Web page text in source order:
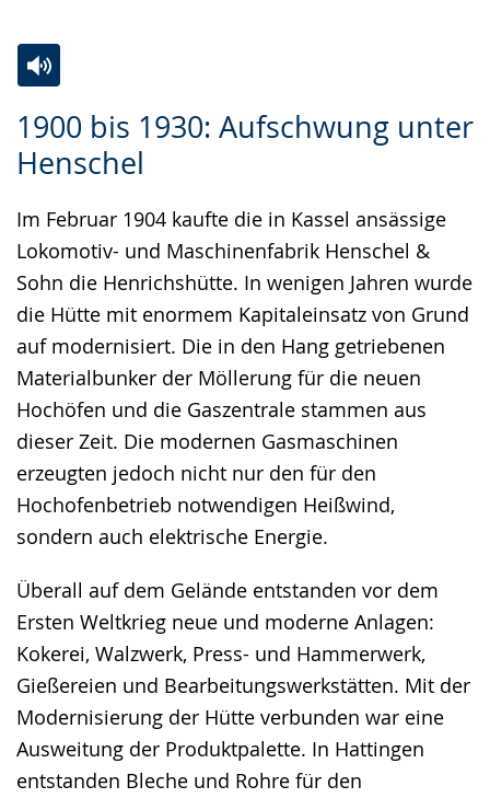
1900 bis 1930: Aufschwung unter
Henschel
Im Februar 1904 kaufte die in Kassel ansässige
Lokomotiv- und Maschinenfabrik Henschel &
Sohn die Henrichshütte. In wenigen Jahren wurde
die Hütte mit enormem Kapitaleinsatz von Grund
auf modernisiert. Die in den Hang getriebenen
Materialbunker der Möllerung für die neuen
Hochöfen und die Gaszentrale stammen aus
dieser Zeit. Die modernen Gasmaschinen
erzeugten jedoch nicht nur den für den
Hochofenbetrieb notwendigen Heißwind,
sondern auch elektrische Energie.
Überall auf dem Gelände entstanden vor dem
Ersten Weltkrieg neue und moderne Anlagen:
Kokerei, Walzwerk, Press- und Hammerwerk,
Gießereien und Bearbeitungswerkstätten. Mit der
Modernisierung der Hütte verbunden war eine
Ausweitung der Produktpalette. In Hattingen
entstanden Bleche und Rohre für den
Leichten
Sprache
Audio-
Unterstützung.
Video
in
Gebärdensprache
wird
angezeigt.